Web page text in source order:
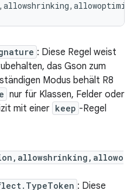
: Diese Regel weist
das Gson zum
Modus behält R8
nur für Klassen, Felder oder
mit einer keep -Regel
: Diese